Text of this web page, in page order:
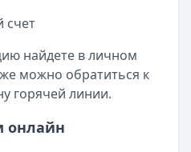
счет
найдете в личном
можно обратиться к
горячей линии.
онлайн